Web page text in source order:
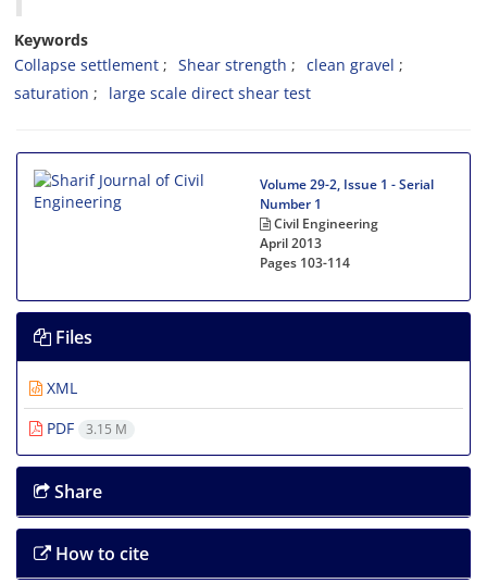
Keywords
C‌o‌l‌l‌a‌p‌s‌e s‌e‌t‌t‌l‌e‌m‌e‌n‌t
S‌h‌e‌a‌r s‌t‌r‌e‌n‌g‌t‌h
c‌l‌e‌a‌n g‌r‌a‌v‌e‌l
s‌a‌t‌u‌r‌a‌t‌i‌o‌n
l‌a‌r‌g‌e s‌c‌a‌l‌e d‌i‌r‌e‌c‌t s‌h‌e‌a‌r t‌e‌s‌t
Volume 29-2, Issue 1 - Serial
Number 1
Civil Engineering
April 2013
Pages 103-114
Files
XML
PDF
3.15 M
Share
How to cite